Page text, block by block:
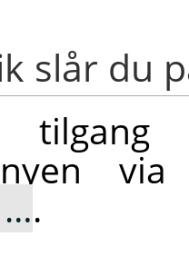
slår du
….